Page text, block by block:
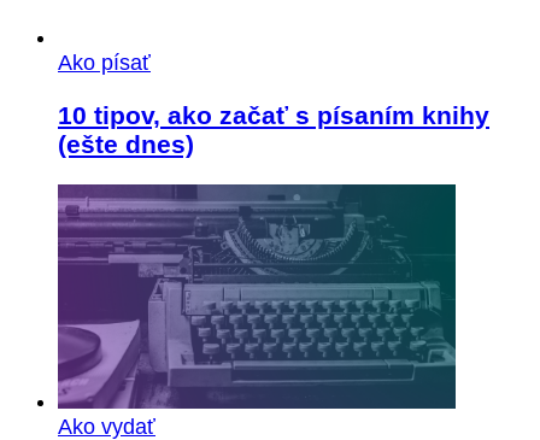
Ako písať
10 tipov, ako začať s písaním knihy
(ešte dnes)
Ako vydať